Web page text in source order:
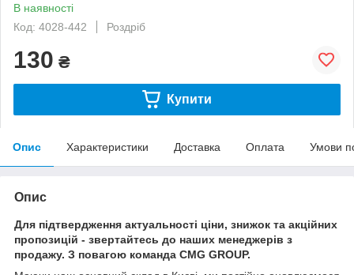
В наявності
Код: 4028-442
Роздріб
130 ₴
Купити
Опис Характеристики Доставка Оплата Умови
Опис
Для підтвердження актуальності ціни, знижок та акційних
пропозицій - звертайтесь до наших менеджерів з
продажу. З повагою команда CMG GROUP.